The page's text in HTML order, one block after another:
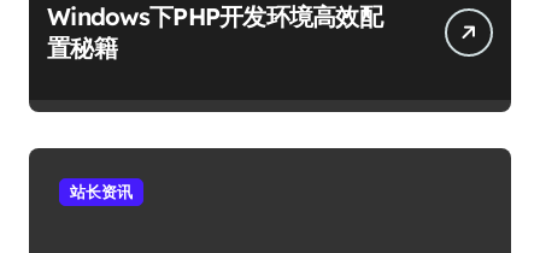
Windows下PHP开发环境高效配
置秘籍
站长资讯